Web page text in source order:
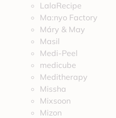
LalaRecipe
Ma:nyo Factory
Máry & May
Masil
Medi-Peel
medicube
Meditherapy
Missha
Mixsoon
Mizon